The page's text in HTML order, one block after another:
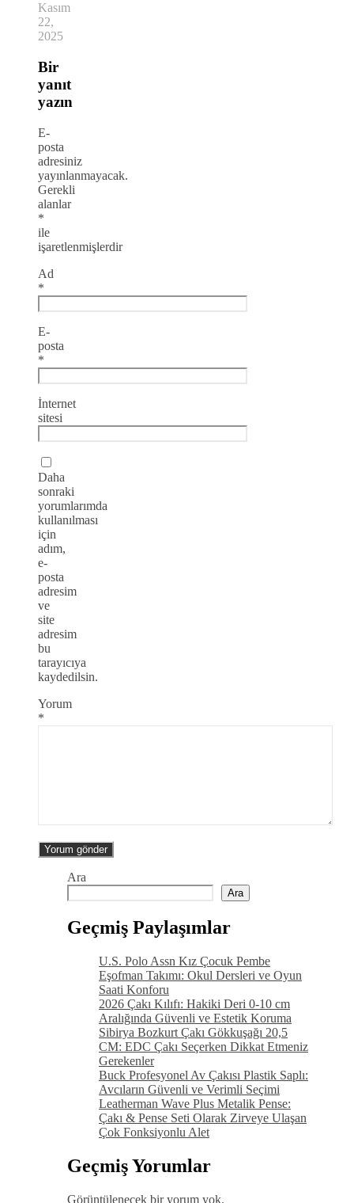
Kasım
22,
2025
Bir
yanıt
yazın
E-
posta
adresiniz
yayınlanmayacak.
Gerekli
alanlar
*
ile
işaretlenmişlerdir
Ad
*
E-
posta
*
İnternet
sitesi
Daha
sonraki
yorumlarımda
kullanılması
için
adım,
e-
posta
adresim
ve
site
adresim
bu
tarayıcıya
kaydedilsin.
Yorum
*
Ara
Ara
Geçmiş Paylaşımlar
U.S. Polo Assn Kız Çocuk Pembe
Eşofman Takımı: Okul Dersleri ve Oyun
Saati Konforu
2026 Çakı Kılıfı: Hakiki Deri 0-10 cm
Aralığında Güvenli ve Estetik Koruma
Sibirya Bozkurt Çakı Gökkuşağı 20,5
CM: EDC Çakı Seçerken Dikkat Etmeniz
Gerekenler
Buck Profesyonel Av Çakısı Plastik Saplı:
Avcıların Güvenli ve Verimli Seçimi
Leatherman Wave Plus Metalik Pense:
Çakı & Pense Seti Olarak Zirveye Ulaşan
Çok Fonksiyonlu Alet
Geçmiş Yorumlar
Görüntülenecek bir yorum yok.